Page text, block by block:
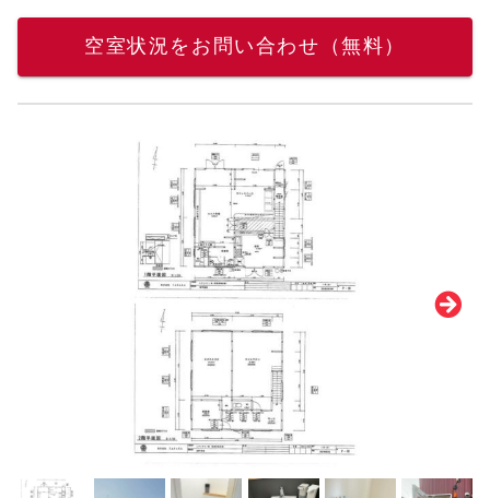
空室状況をお問い合わせ（無料）